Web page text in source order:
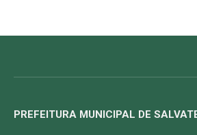
PREFEITURA MUNICIPAL DE